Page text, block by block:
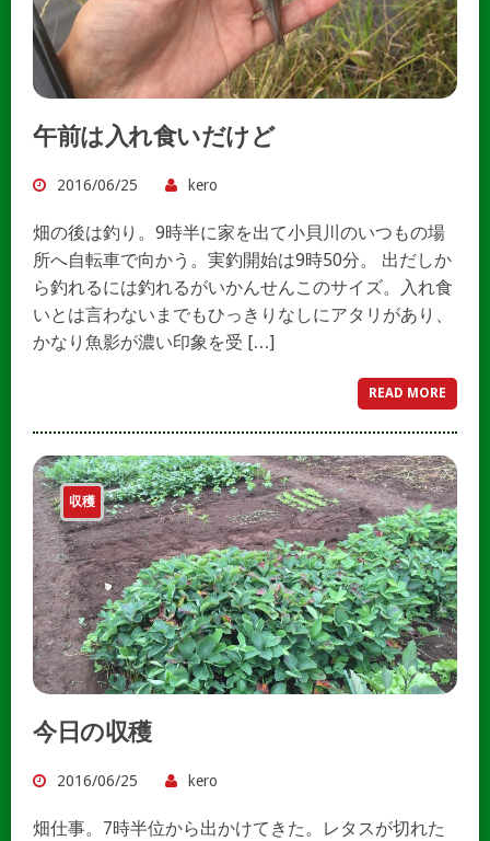
午前は入れ食いだけど
2016/06/25 kero
畑の後は釣り。9時半に家を出て小貝川のいつもの場
所へ自転車で向かう。実釣開始は9時50分。 出だしか
ら釣れるには釣れるがいかんせんこのサイズ。入れ食
いとは言わないまでもひっきりなしにアタリがあり、
かなり魚影が濃い印象を受 […]
READ MORE
収穫
今日の収穫
2016/06/25 kero
畑仕事。7時半位から出かけてきた。レタスが切れた